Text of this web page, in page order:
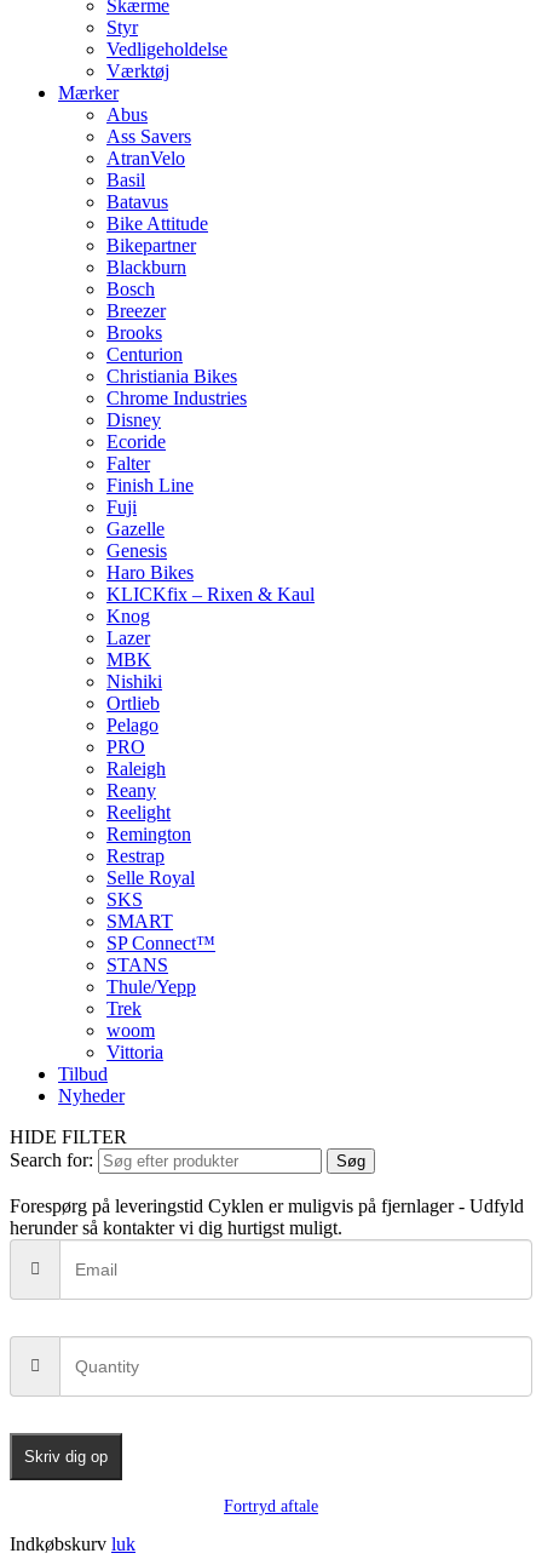
Skærme
Styr
Vedligeholdelse
Værktøj
Mærker
Abus
Ass Savers
AtranVelo
Basil
Batavus
Bike Attitude
Bikepartner
Blackburn
Bosch
Breezer
Brooks
Centurion
Christiania Bikes
Chrome Industries
Disney
Ecoride
Falter
Finish Line
Fuji
Gazelle
Genesis
Haro Bikes
KLICKfix – Rixen & Kaul
Knog
Lazer
MBK
Nishiki
Ortlieb
Pelago
PRO
Raleigh
Reany
Reelight
Remington
Restrap
Selle Royal
SKS
SMART
SP Connect™
STANS
Thule/Yepp
Trek
woom
Vittoria
Tilbud
Nyheder
HIDE FILTER
Search for:
Søg
Forespørg på leveringstid Cyklen er muligvis på fjernlager - Udfyld
herunder så kontakter vi dig hurtigst muligt.
Skriv dig op
Fortryd aftale
Indkøbskurv luk